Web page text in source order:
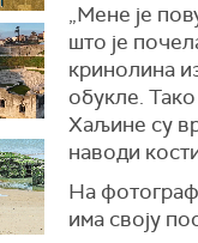
„Мене је
што је
кринолина
обукле.
Хаљине су
наводи
На
има своју